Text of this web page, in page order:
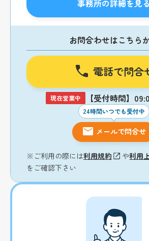
事務所の詳細を見る
お問合わせはこちら
電話で問合
現在営業中 【受付時間】
24時間いつでも受付中
メールで問合せ
※ご利用の際には利用規約 や利用
をご確認下さい